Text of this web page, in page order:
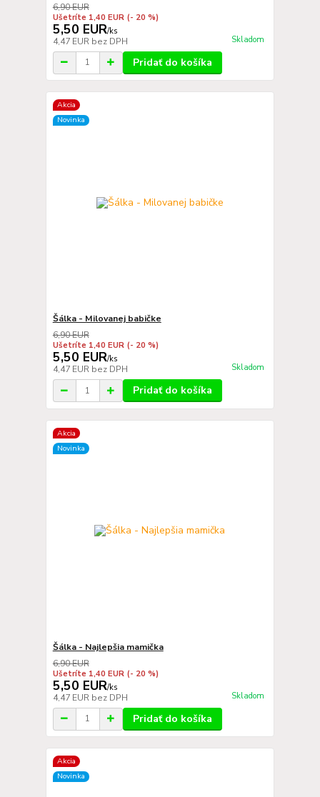
6,90 EUR
Ušetríte 1,40 EUR (- 20 %)
5,50 EUR/ks
4,47 EUR bez DPH Skladom
Pridať do košíka
Akcia
Novinka
Šálka - Milovanej babičke
6,90 EUR
Ušetríte 1,40 EUR (- 20 %)
5,50 EUR/ks
4,47 EUR bez DPH Skladom
Pridať do košíka
Akcia
Novinka
Šálka - Najlepšia mamička
6,90 EUR
Ušetríte 1,40 EUR (- 20 %)
5,50 EUR/ks
4,47 EUR bez DPH Skladom
Pridať do košíka
Akcia
Novinka